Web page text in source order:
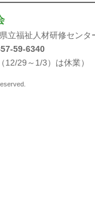
立福祉人材研修センタ
59-6340
29～1/3）は休業）